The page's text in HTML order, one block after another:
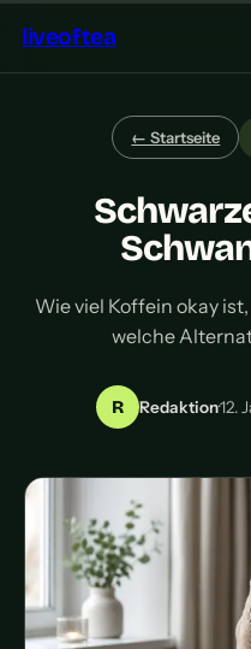
liveoftea
← Startseite
Wie viel Koffein okay
welche
R Redaktion·12.